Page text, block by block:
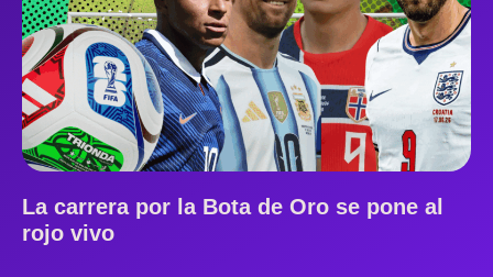
La carrera por la Bota de Oro se pone al
rojo vivo